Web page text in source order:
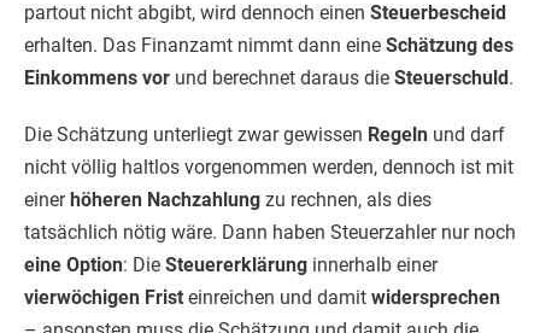
partout nicht abgibt, wird dennoch einen Steuerbescheid
erhalten. Das Finanzamt nimmt dann eine Schätzung des
Einkommens vor und berechnet daraus die Steuerschuld .
Die Schätzung unterliegt zwar gewissen Regeln und darf
nicht völlig haltlos vorgenommen werden, dennoch ist mit
einer höheren Nachzahlung zu rechnen, als dies
tatsächlich nötig wäre. Dann haben Steuerzahler nur noch
eine Option: Die Steuererklärung innerhalb einer
vierwöchigen Frist einreichen und damit widersprechen